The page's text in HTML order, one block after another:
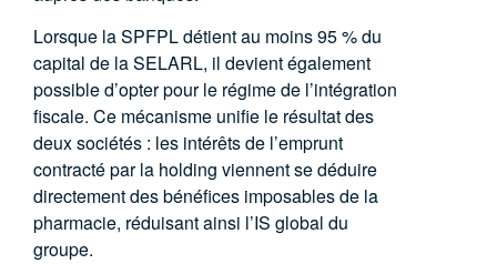
Lorsque la SPFPL détient au moins 95 % du
capital de la SELARL, il devient également
possible d’opter pour le régime de l’intégration
fiscale. Ce mécanisme unifie le résultat des
deux sociétés : les intérêts de l’emprunt
contracté par la holding viennent se déduire
directement des bénéfices imposables de la
pharmacie, réduisant ainsi l’IS global du
groupe.